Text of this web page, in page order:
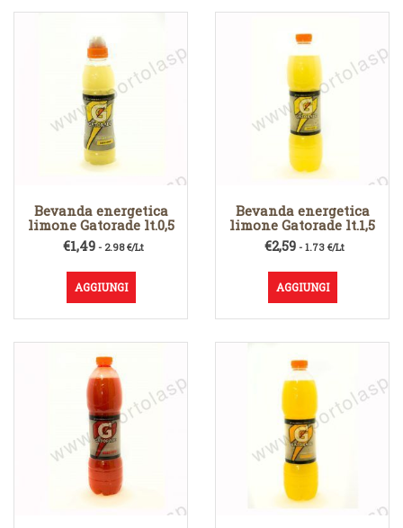
Bevanda energetica
limone Gatorade lt.0,5
€1,49- 2.98 €/Lt
AGGIUNGI
Bevanda energetica
limone Gatorade lt.1,5
€2,59 - 1.73 €/Lt
AGGIUNGI